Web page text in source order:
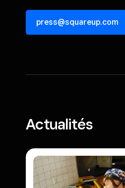
press@squareup.com
Actualités